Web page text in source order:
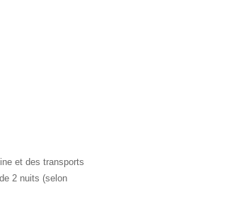
et des transports
2 nuits (selon